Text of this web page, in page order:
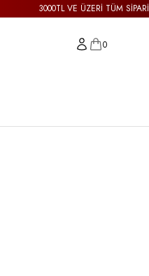
3000TL VE ÜZERİ TÜM
0